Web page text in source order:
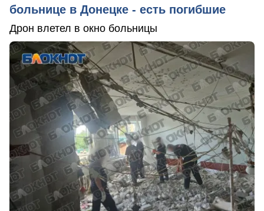
больнице в Донецке - есть погибшие
Дрон влетел в окно больницы